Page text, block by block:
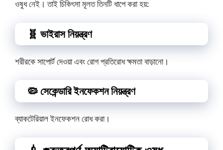
ওষুধ নেই। তাই চিকিৎসা মূলত তিনটি ধাপে করা হয়:
🧬 ভাইরাস নিয়ন্ত্রণ
শরীরকে সাপোর্ট দেওয়া এবং রোগ প্রতিরোধ ক্ষমতা বাড়ানো।
🦠 সেকেন্ডারি ইনফেকশন নিয়ন্ত্রণ
ব্যাকটেরিয়াল ইনফেকশন রোধ করা।